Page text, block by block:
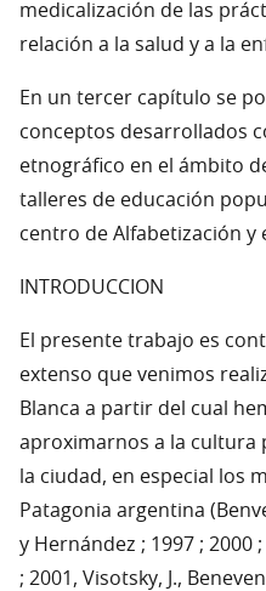
medicalización de las
relación a la salud y a la
En un tercer capítulo se
conceptos desarrollados
etnográfico en el ámbito
talleres de educación
centro de Alfabetización y
INTRODUCCION
El presente trabajo es
extenso que venimos
Blanca a partir del cual
aproximarnos a la cultura
la ciudad, en especial los
Patagonia argentina
y Hernández ; 1997 ; 2000
; 2001, Visotsky, J.,